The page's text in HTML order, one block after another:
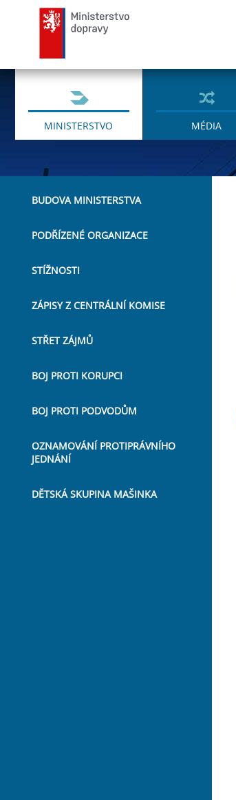
MINISTERSTVO MÉDIA
BUDOVA MINISTERSTVA
PODŘÍZENÉ ORGANIZACE
STÍŽNOSTI
ZÁPISY Z CENTRÁLNÍ KOMISE
STŘET ZÁJMŮ
BOJ PROTI KORUPCI
BOJ PROTI PODVODŮM
OZNAMOVÁNÍ PROTIPRÁVNÍHO
JEDNÁNÍ
DĚTSKÁ SKUPINA MAŠINKA